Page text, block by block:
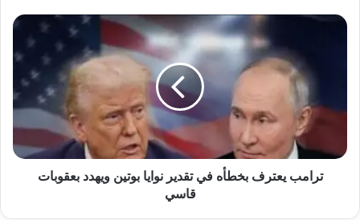
ترامب
نوايا
بعقوبات
قاسيترامب يعترف بخطأه في تقدير نوايا بوتين ويهدد بعقوبات
قاسي